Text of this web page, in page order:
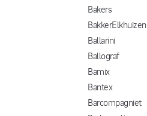
Bakers
BakkerElkhuizen
Ballarini
Ballograf
Bamix
Bantex
Barcompagniet